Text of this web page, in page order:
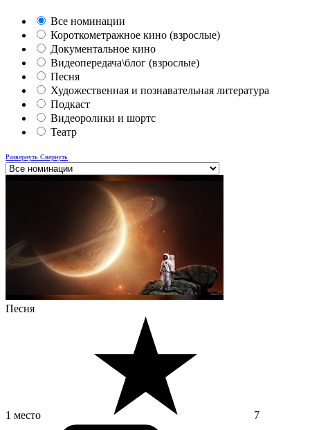
Все номинации
Короткометражное кино (взрослые)
Документальное кино
Видеопередача\блог (взрослые)
Песня
Художественная и познавательная литература
Подкаст
Видеоролики и шортс
Театр
Развернуть Свернуть
Песня
1 место 7